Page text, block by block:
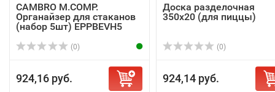
CAMBRO M.COMP.
Органайзер для стаканов
(набор 5шт) EPPBEVH5
(0)
924,16 руб.
Доска разделочная
350х20 (для пиццы)
(0)
924,14 руб.